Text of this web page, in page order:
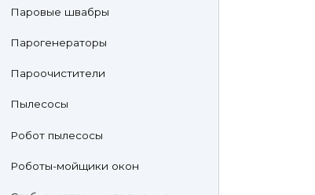
Паровые швабры
Парогенераторы
Пароочистители
Пылесосы
Робот пылесосы
Роботы-мойщики окон